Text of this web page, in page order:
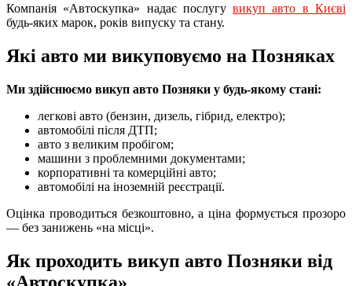
Компанія «Автоскупка» надає послугувикуп авто в Києві
будь-яких марок, років випуску та стану.
Які авто ми викуповуємо на Позняках
Ми здійснюємо викуп авто Позняки у будь-якому стані:
легкові авто (бензин, дизель, гібрид, електро);
автомобілі після ДТП;
авто з великим пробігом;
машини з проблемними документами;
корпоративні та комерційні авто;
автомобілі на іноземній реєстрації.
Оцінка проводиться безкоштовно, а ціна формується прозоро
— без занижень «на місці».
Як проходить викуп авто Позняки від